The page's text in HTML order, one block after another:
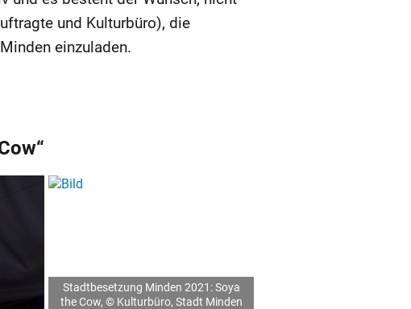
und Kulturbüro), die
einzuladen.
Stadtbesetzung Minden 2021: Soya
the Cow, © Kulturbüro, Stadt Minden